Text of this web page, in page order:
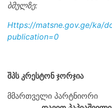
ბმულზე:
https://matsne.gov.ge/ka/document/view/6617659?
publication=0
შპს კრესტონ ჯორჯია
მმართველი პარტნიორი